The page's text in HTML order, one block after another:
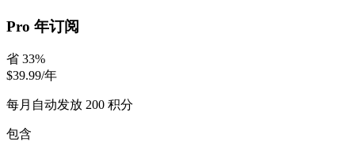
Pro 年订阅
省 33%
$39.99/年
每月自动发放 200 积分
包含